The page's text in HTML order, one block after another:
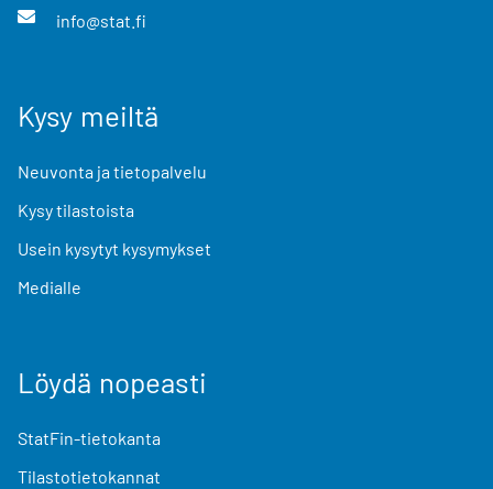
info@stat.fi
Kysy meiltä
Neuvonta ja tietopalvelu
Kysy tilastoista
Usein kysytyt kysymykset
Medialle
Löydä nopeasti
StatFin-tietokanta
Tilastotietokannat